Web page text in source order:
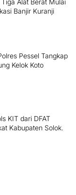
Alat Berat Mulai
Banjir Kuranji
Pessel Tangkap
Kelok Koto
KIT dari DFAT
Kabupaten Solok.